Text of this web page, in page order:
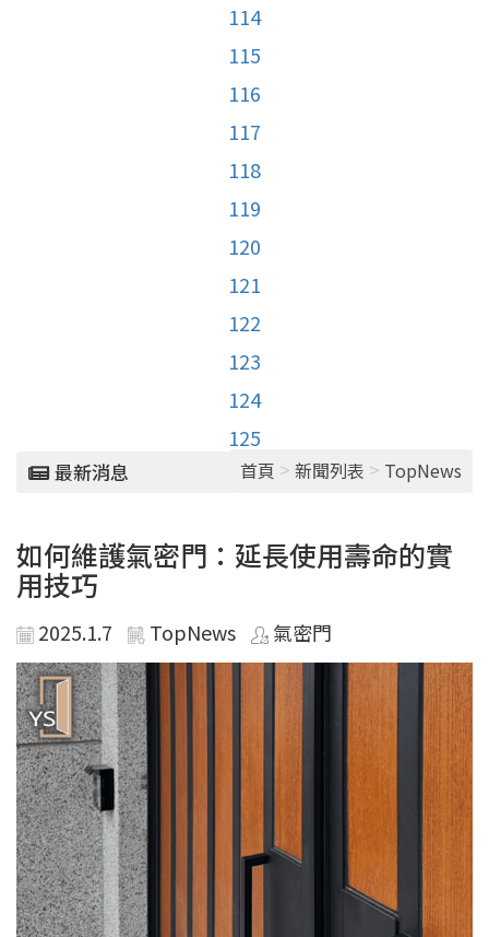
114
115
116
117
118
119
120
121
122
123
124
125
最新消息 首頁 > 新聞列表 > TopNews
如何維護氣密門：延長使用壽命的實
用技巧
2025.1.7 TopNews 氣密門